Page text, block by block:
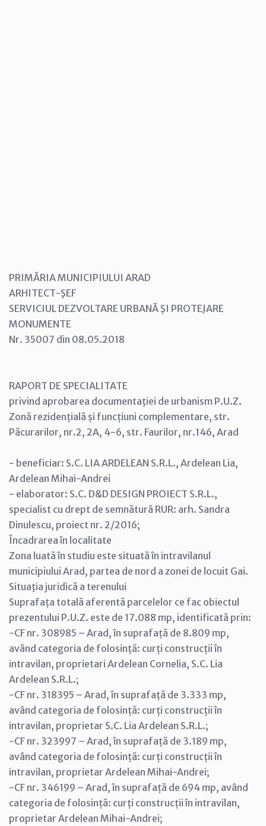
PRIMĂRIA MUNICIPIULUI ARAD
ARHITECT-ŞEF
SERVICIUL DEZVOLTARE URBANĂ ŞI PROTEJARE
MONUMENTE
Nr. 35007 din 08.05.2018
RAPORT DE SPECIALITATE
privind aprobarea documentaţiei de urbanism P.U.Z.
Zonă rezidențială și funcțiuni complementare, str.
Păcurarilor, nr.2, 2A, 4-6, str. Faurilor, nr.146, Arad
- beneficiar: S.C. LIA ARDELEAN S.R.L., Ardelean Lia,
Ardelean Mihai-Andrei
- elaborator: S.C. D&D DESIGN PROIECT S.R.L.,
specialist cu drept de semnătură RUR: arh. Sandra
Dinulescu, proiect nr. 2/2016;
Încadrarea în localitate
Zona luată în studiu este situată în intravilanul
municipiului Arad, partea de nord a zonei de locuit Gai.
Situaţia juridică a terenului
Suprafața totală aferentă parcelelor ce fac obiectul
prezentului P.U.Z. este de 17.088 mp, identificată prin:
-CF nr. 308985 – Arad, în suprafață de 8.809 mp,
având categoria de folosință: curți construcții în
intravilan, proprietari Ardelean Cornelia, S.C. Lia
Ardelean S.R.L.;
-CF nr. 318395 – Arad, în suprafață de 3.333 mp,
având categoria de folosință: curți construcții în
intravilan, proprietar S.C. Lia Ardelean S.R.L.;
-CF nr. 323997 – Arad, în suprafață de 3.189 mp,
având categoria de folosință: curți construcții în
intravilan, proprietar Ardelean Mihai-Andrei;
-CF nr. 346199 – Arad, în suprafață de 694 mp, având
categoria de folosință: curți construcții în intravilan,
proprietar Ardelean Mihai-Andrei;